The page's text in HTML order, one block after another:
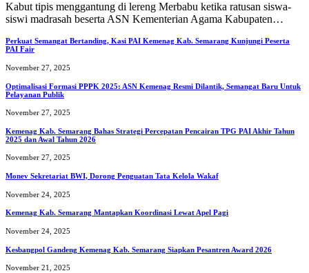
Kabut tipis menggantung di lereng Merbabu ketika ratusan siswa-
siswi madrasah beserta ASN Kementerian Agama Kabupaten…
Perkuat Semangat Bertanding, Kasi PAI Kemenag Kab. Semarang Kunjungi Peserta
PAI Fair
November 27, 2025
Optimalisasi Formasi PPPK 2025: ASN Kemenag Resmi Dilantik, Semangat Baru Untuk
Pelayanan Publik
November 27, 2025
Kemenag Kab. Semarang Bahas Strategi Percepatan Pencairan TPG PAI Akhir Tahun
2025 dan Awal Tahun 2026
November 27, 2025
Monev Sekretariat BWI, Dorong Penguatan Tata Kelola Wakaf
November 24, 2025
Kemenag Kab. Semarang Mantapkan Koordinasi Lewat Apel Pagi
November 24, 2025
Kesbangpol Gandeng Kemenag Kab. Semarang Siapkan Pesantren Award 2026
November 21, 2025